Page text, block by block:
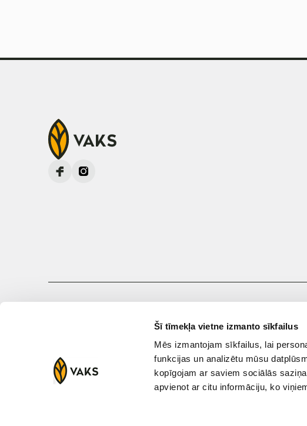
Šī tīmekļa vietne izmanto sīkfailus
Mēs izmantojam sīkfailus, lai
funkcijas un analizētu mūsu
kopīgojam ar saviem sociālās
apvienot ar citu informāciju, ko